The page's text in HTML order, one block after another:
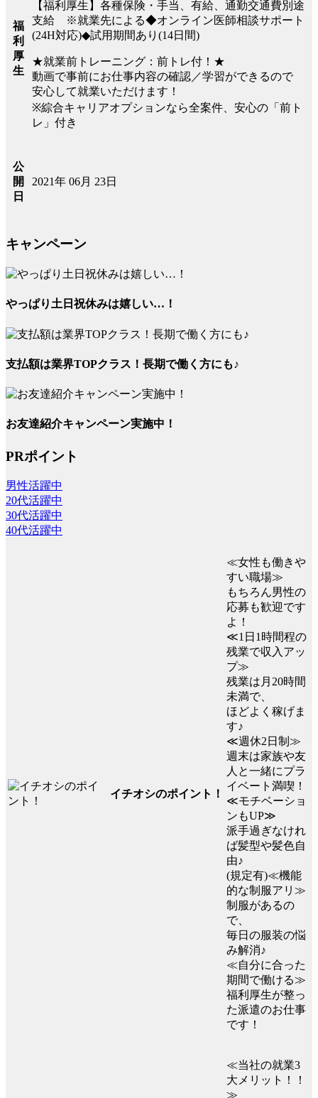
福
利
厚
生
【福利厚生】各種保険・手当、有給、通勤交通費別途
支給 ※就業先による◆オンライン医師相談サポート
(24H対応)◆試用期間あり(14日間)
★就業前トレーニング：前トレ付！★
動画で事前にお仕事内容の確認／学習ができるので
安心して就業いただけます！
※綜合キャリアオプションなら全案件、安心の「前ト
レ」付き
公
開
日
2021年 06月 23日
キャンペーン
やっぱり土日祝休みは嬉しい…！
支払額は業界TOPクラス！長期で働く方にも♪
お友達紹介キャンペーン実施中！
PRポイント
男性活躍中
20代活躍中
30代活躍中
40代活躍中
イチオシのポイント！
≪女性も働きや
すい職場≫
もちろん男性の
応募も歓迎です
よ！
≪1日1時間程の
残業で収入アッ
プ≫
残業は月20時間
未満で、
ほどよく稼げま
す♪
≪週休2日制≫
週末は家族や友
人と一緒にプラ
イベート満喫！
≪モチベーショ
ンもUP≫
派手過ぎなけれ
ば髪型や髪色自
由♪
(規定有)≪機能
的な制服アリ≫
制服があるの
で、
毎日の服装の悩
み解消♪
≪自分に合った
期間で働ける≫
福利厚生が整っ
た派遣のお仕事
です！
≪当社の就業3
大メリット！！
≫